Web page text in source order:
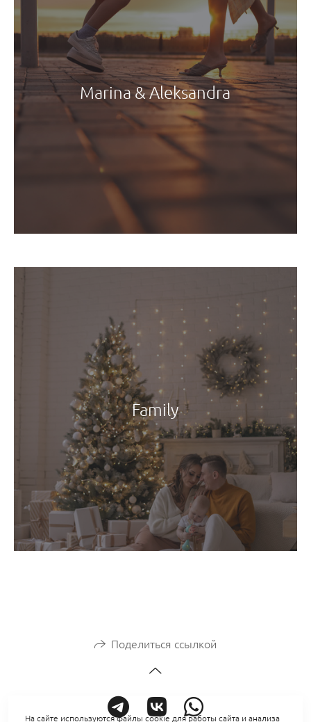
Marina & Aleksandra
Family
Поделиться ссылкой
На сайте используются файлы cookie для работы сайта и анализа